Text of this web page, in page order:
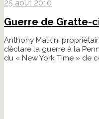
25 août 2010
Guerre de Gratte-
Anthony Malkin,
déclare la guerre à la
du « New York Time » de